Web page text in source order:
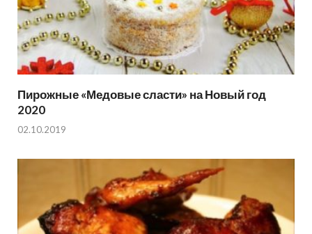
Пирожные «Медовые сласти» на Новый год
2020
02.10.2019